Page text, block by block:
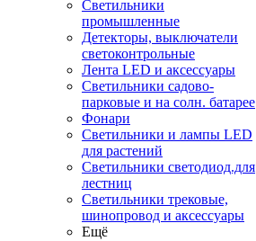
Светильники
промышленные
Детекторы, выключатели
светоконтрольные
Лента LED и аксессуары
Светильники садово-
парковые и на солн. батарее
Фонари
Светильники и лампы LED
для растений
Светильники светодиод.для
лестниц
Светильники трековые,
шинопровод и аксессуары
Ещё